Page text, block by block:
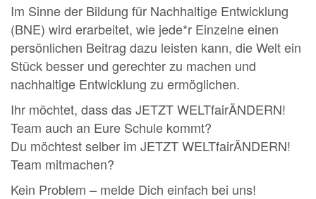
Im Sinne der Bildung für Nachhaltige Entwicklung
(BNE) wird erarbeitet, wie jede*r Einzelne einen
persönlichen Beitrag dazu leisten kann, die Welt ein
Stück besser und gerechter zu machen und
nachhaltige Entwicklung zu ermöglichen.
Ihr möchtet, dass das JETZT WELTfairÄNDERN!
Team auch an Eure Schule kommt?
Du möchtest selber im JETZT WELTfairÄNDERN!
Team mitmachen?
Kein Problem – melde Dich einfach bei uns!